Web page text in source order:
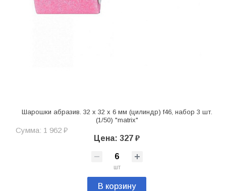
Шарошки абразив. 32 x 32 x 6 мм (цилиндр) f46, набор 3 шт.
(1/50) "matrix"
Сумма: 1 962 ₽
Цена: 327 ₽
шт
В корзину